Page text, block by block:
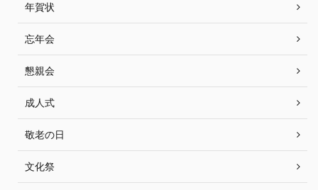
年賀状
忘年会
懇親会
成人式
敬老の日
文化祭